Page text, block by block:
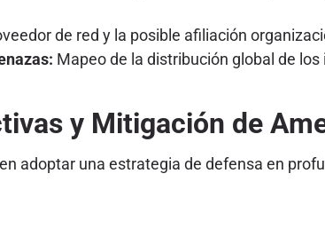
de red y la posible afiliación
Mapeo de la distribución global de
y Mitigación de
adoptar una estrategia de defensa en